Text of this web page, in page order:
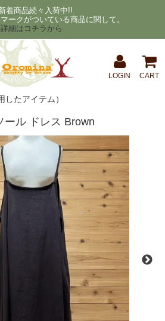
着商品続々入荷中!!
ークがついている商品に関して。
詳細はコチラから
LOGIN CART
たアイテム）
ール ドレス Brown